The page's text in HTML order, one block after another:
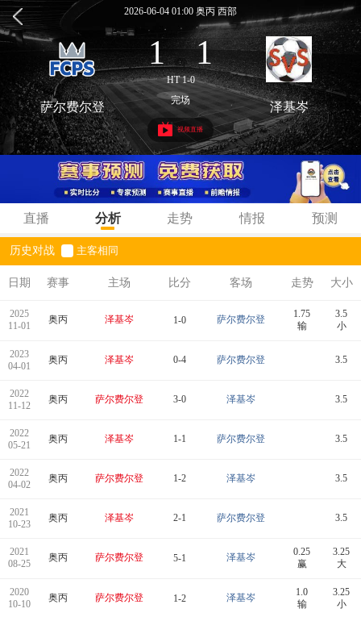
2026-06-04 01:00 奥丙 西部
1 : 1
HT 1-0
萨尔费尔登 完场 泽基岑
视频直播
直播 分析 走势 情报 预测
历史对战 主客相同
日期 赛事 主场 比分 客场 走势 大小
2025
11-01
奥丙 泽基岑 1-0 萨尔费尔登
1.75
输
3.5
小
2023
04-01
奥丙 泽基岑 0-4 萨尔费尔登 3.5
2022
11-12
奥丙 萨尔费尔登 3-0 泽基岑 3.5
2022
05-21
奥丙 泽基岑 1-1 萨尔费尔登 3.5
2022
04-02
奥丙 萨尔费尔登 1-2 泽基岑 3.5
2021
10-23
奥丙 泽基岑 2-1 萨尔费尔登 3.5
2021
08-25
奥丙 萨尔费尔登 5-1 泽基岑
0.25
赢
3.25
大
2020
10-10
奥丙 萨尔费尔登 1-2 泽基岑
1.0
输
3.25
小